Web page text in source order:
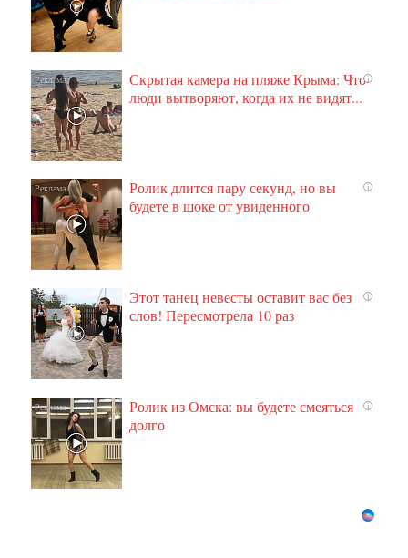
i
Скрытая камера на пляже Крыма: Что
люди вытворяют, когда их не видят...
i
Ролик длится пару секунд, но вы
будете в шоке от увиденного
i
Этот танец невесты оставит вас без
слов! Пересмотрела 10 раз
i
Ролик из Омска: вы будете смеяться
долго